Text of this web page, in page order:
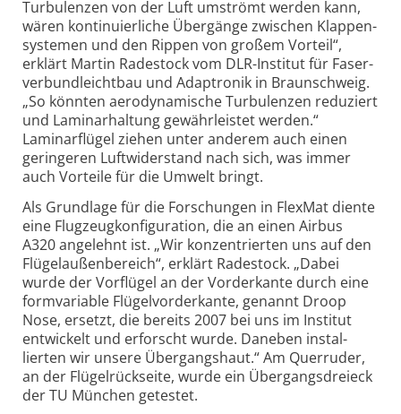
Turbu­lenzen von der Luft umströmt werden kann,
wären kontinu­ier­liche Über­gänge zwischen Klappen­
systemen und den Rippen von großem Vorteil“,
erklärt Martin Radestock vom DLR-Institut für Faser­
verbund­leichtbau und Adaptronik in Braun­schweig.
„So könnten aero­dyna­mische Turbu­lenzen reduziert
und Laminar­haltung gewähr­leistet werden.“
Laminar­flügel ziehen unter anderem auch einen
geringeren Luft­wider­stand nach sich, was immer
auch Vorteile für die Umwelt bringt.
Als Grundlage für die Forschungen in FlexMat diente
eine Flugzeug­konfigu­ration, die an einen Airbus
A320 angelehnt ist. „Wir konzen­trierten uns auf den
Flügel­außen­bereich“, erklärt Radestock. „Dabei
wurde der Vorflügel an der Vorder­kante durch eine
form­variable Flügel­vorder­kante, genannt Droop
Nose, ersetzt, die bereits 2007 bei uns im Institut
entwickelt und erforscht wurde. Daneben instal­
lierten wir unsere Über­gangs­haut.“ Am Quer­ruder,
an der Flügel­rück­seite, wurde ein Über­gangs­dreieck
der TU München getestet.